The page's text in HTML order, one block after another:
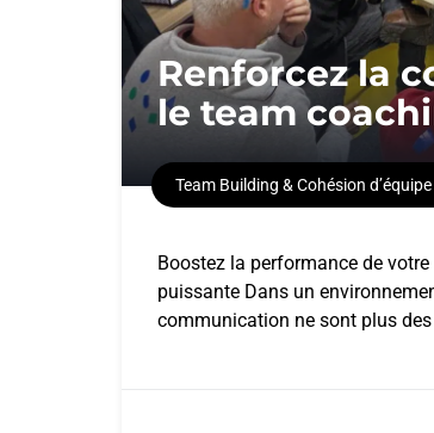
Renforcez la
le team
Team Building & Cohésion d’équipe
Boostez la performance de
puissante Dans un
communication ne sont plus des